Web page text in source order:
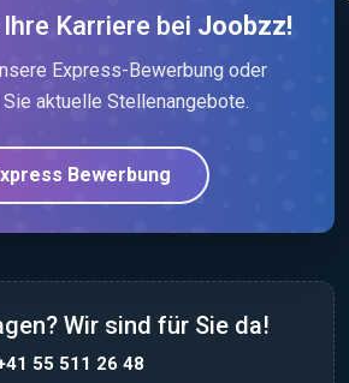
Karriere bei Joobzz!
Express-Bewerbung oder
aktuelle Stellenangebote.
Bewerbung
Wir sind für Sie da!
55 511 26 48